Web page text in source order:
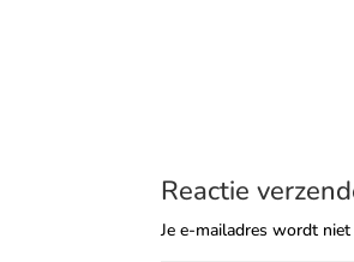
Reactie
Je e-mailadres wordt